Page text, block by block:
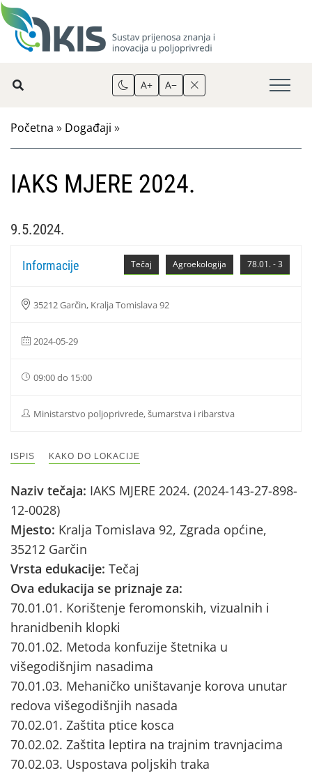
A+ A−
Početna » Događaji »
IAKS MJERE 2024.
9.5.2024.
78.01. - 3
Agroekologija
Tečaj
Informacije
35212 Garčin, Kralja Tomislava 92
2024-05-29
09:00 do 15:00
Ministarstvo poljoprivrede, šumarstva i ribarstva
ISPIS KAKO DO LOKACIJE
Naziv tečaja: IAKS MJERE 2024. (2024-143-27-898-
12-0028)
Mjesto: Kralja Tomislava 92, Zgrada općine,
35212 Garčin
Vrsta edukacije: Tečaj
Ova edukacija se priznaje za:
70.01.01. Korištenje feromonskih, vizualnih i
hranidbenih klopki
70.01.02. Metoda konfuzije štetnika u
višegodišnjim nasadima
70.01.03. Mehaničko uništavanje korova unutar
redova višegodišnjih nasada
70.02.01. Zaštita ptice kosca
70.02.02. Zaštita leptira na trajnim travnjacima
70.02.03. Uspostava poljskih traka